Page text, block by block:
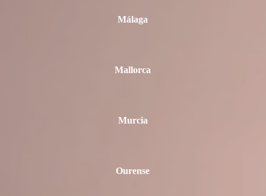
Málaga
Mallorca
Murcia
Ourense